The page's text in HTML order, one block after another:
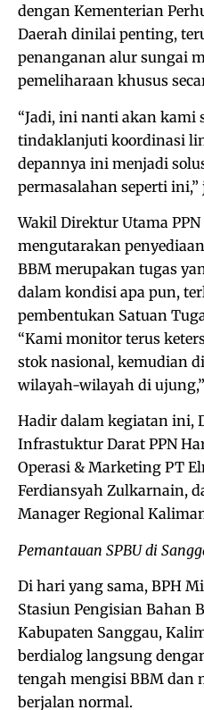
dengan Kementerian
Daerah dinilai penting,
penanganan alur sungai
pemeliharaan khusus
“Jadi, ini nanti akan kami
tindaklanjuti koordinasi
depannya ini menjadi
permasalahan seperti ini,”
Wakil Direktur Utama
mengutarakan
BBM merupakan tugas
dalam kondisi apa pun,
pembentukan Satuan
“Kami monitor terus
stok nasional, kemudian
wilayah-wilayah di
Hadir dalam kegiatan ini,
Infrastuktur Darat PPN
Operasi & Marketing PT
Ferdiansyah Zulkarnain,
Manager Regional
Pemantauan SPBU di
Di hari yang sama, BPH
Stasiun Pengisian Bahan
Kabupaten Sanggau,
berdialog langsung
tengah mengisi BBM dan
berjalan normal.